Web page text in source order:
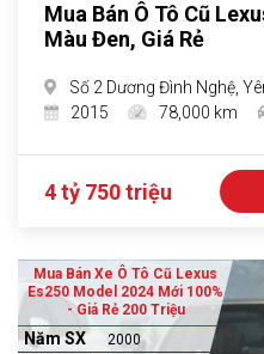
Mua Bán Ô Tô Cũ
Màu Đen, Giá Rẻ
Số 2 Dương Đình Nghệ,
2015
78,000 km
4 tỷ 750 triệu
Mua Bán Xe Ô Tô Cũ Lexus
Es250 Model 2024 Mới 100%
- Giá Rẻ 200 Triệu
Năm SX 2000